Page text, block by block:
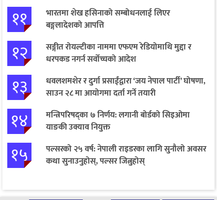
११
भारतमा शेख हसिनाको सम्बोधनलाई लिएर
बङ्गलादेशको आपत्ति
१२
सङ्गीत रोयल्टीका नाममा एफएम रेडियोमाथि मुद्दा र
धरपकड नगर्न सर्वोच्चको आदेश
१३
धवलशमशेर र दुर्गा प्रसाईंद्वारा ‘जय नेपाल पार्टी’ घोषणा,
साउन २८ मा आयोगमा दर्ता गर्ने तयारी
१४
मन्त्रिपरिषद्का ७ निर्णय: लगानी बोर्डको सिइओमा
याङकी उक्याव नियुक्त
१५
पल्सरको २५ वर्ष: नेपाली राइडरका लागि सुनौलो अवसर
कथा सुनाउनुहोस्, पल्सर जित्नुहोस्